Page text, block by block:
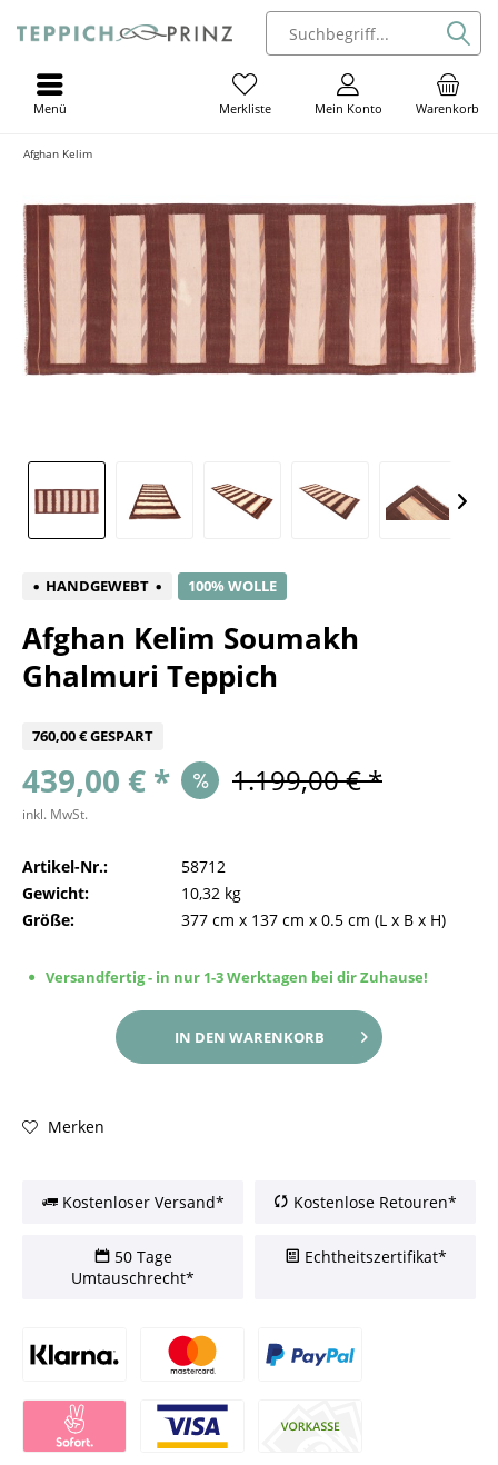
Warenkorb
Mein Konto
Merkliste
Menü
Afghan Kelim
HANDGEWEBT 100% WOLLE
Afghan Kelim Soumakh
Ghalmuri Teppich
760,00 € GESPART
439,00 € * 1.199,00 € *
inkl. MwSt.
Artikel-Nr.:
58712
Gewicht:
10,32 kg
Größe:
377 cm x 137 cm x 0.5 cm (L x B x H)
Versandfertig - in nur 1-3 Werktagen bei dir Zuhause!
IN DEN WARENKORB
Merken
Kostenloser Versand* Kostenlose Retouren*
50 Tage
Umtauschrecht*
Echtheitszertifikat*